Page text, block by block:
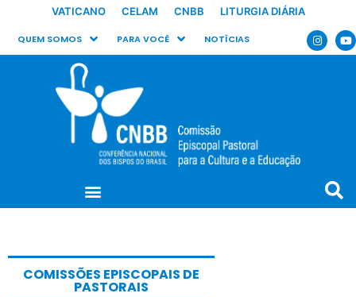
VATICANO CELAM CNBB LITURGIA DIÁRIA
QUEM SOMOS PARA VOCÊ NOTÍCIAS
COMISSÕES EPISCOPAIS DE
PASTORAIS